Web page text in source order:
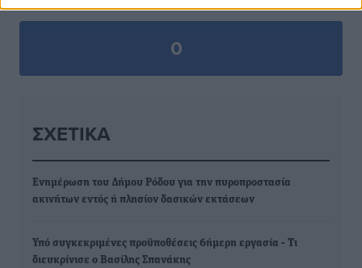
0
ΣΧΕΤΙΚΆ
Ενημέρωση του Δήμου Ρόδου για την πυροπροστασία
ακινήτων εντός ή πλησίον δασικών εκτάσεων
Υπό συγκεκριμένες προϋποθέσεις 6ήμερη εργασία - Τι
διευκρίνισε ο Βασίλης Σπανάκης